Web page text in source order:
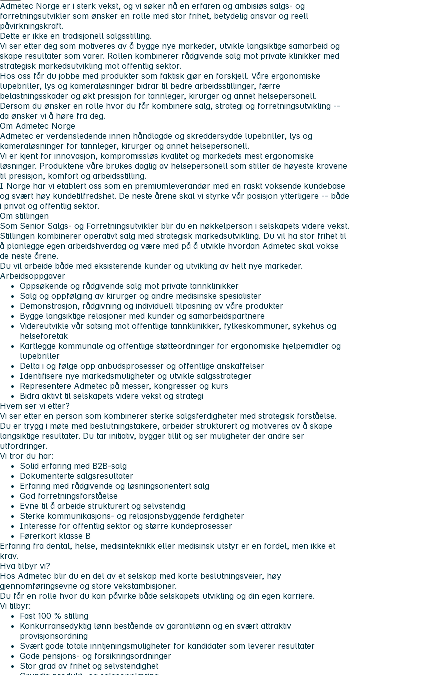
Admetec Norge er i sterk vekst, og vi søker nå en erfaren og ambisiøs salgs- og
forretningsutvikler som ønsker en rolle med stor frihet, betydelig ansvar og reell
påvirkningskraft.
Dette er ikke en tradisjonell salgsstilling.
Vi ser etter deg som motiveres av å bygge nye markeder, utvikle langsiktige samarbeid og
skape resultater som varer. Rollen kombinerer rådgivende salg mot private klinikker med
strategisk markedsutvikling mot offentlig sektor.
Hos oss får du jobbe med produkter som faktisk gjør en forskjell. Våre ergonomiske
lupebriller, lys og kameraløsninger bidrar til bedre arbeidsstillinger, færre
belastningsskader og økt presisjon for tannleger, kirurger og annet helsepersonell.
Dersom du ønsker en rolle hvor du får kombinere salg, strategi og forretningsutvikling --
da ønsker vi å høre fra deg.
Om Admetec Norge
Admetec er verdensledende innen håndlagde og skreddersydde lupebriller, lys og
kameraløsninger for tannleger, kirurger og annet helsepersonell.
Vi er kjent for innovasjon, kompromissløs kvalitet og markedets mest ergonomiske
løsninger. Produktene våre brukes daglig av helsepersonell som stiller de høyeste kravene
til presisjon, komfort og arbeidsstilling.
I Norge har vi etablert oss som en premiumleverandør med en raskt voksende kundebase
og svært høy kundetilfredshet. De neste årene skal vi styrke vår posisjon ytterligere -- både
i privat og offentlig sektor.
Om stillingen
Som Senior Salgs- og Forretningsutvikler blir du en nøkkelperson i selskapets videre vekst.
Stillingen kombinerer operativt salg med strategisk markedsutvikling. Du vil ha stor frihet til
å planlegge egen arbeidshverdag og være med på å utvikle hvordan Admetec skal vokse
de neste årene.
Du vil arbeide både med eksisterende kunder og utvikling av helt nye markeder.
Arbeidsoppgaver
Oppsøkende og rådgivende salg mot private tannklinikker
Salg og oppfølging av kirurger og andre medisinske spesialister
Demonstrasjon, rådgivning og individuell tilpasning av våre produkter
Bygge langsiktige relasjoner med kunder og samarbeidspartnere
Videreutvikle vår satsing mot offentlige tannklinikker, fylkeskommuner, sykehus og
helseforetak
Kartlegge kommunale og offentlige støtteordninger for ergonomiske hjelpemidler og
lupebriller
Delta i og følge opp anbudsprosesser og offentlige anskaffelser
Identifisere nye markedsmuligheter og utvikle salgsstrategier
Representere Admetec på messer, kongresser og kurs
Bidra aktivt til selskapets videre vekst og strategi
Hvem ser vi etter?
Vi ser etter en person som kombinerer sterke salgsferdigheter med strategisk forståelse.
Du er trygg i møte med beslutningstakere, arbeider strukturert og motiveres av å skape
langsiktige resultater. Du tar initiativ, bygger tillit og ser muligheter der andre ser
utfordringer.
Vi tror du har:
Solid erfaring med B2B-salg
Dokumenterte salgsresultater
Erfaring med rådgivende og løsningsorientert salg
God forretningsforståelse
Evne til å arbeide strukturert og selvstendig
Sterke kommunikasjons- og relasjonsbyggende ferdigheter
Interesse for offentlig sektor og større kundeprosesser
Førerkort klasse B
Erfaring fra dental, helse, medisinteknikk eller medisinsk utstyr er en fordel, men ikke et
krav.
Hva tilbyr vi?
Hos Admetec blir du en del av et selskap med korte beslutningsveier, høy
gjennomføringsevne og store vekstambisjoner.
Du får en rolle hvor du kan påvirke både selskapets utvikling og din egen karriere.
Vi tilbyr:
Fast 100 % stilling
Konkurransedyktig lønn bestående av garantilønn og en svært attraktiv
provisjonsordning
Svært gode totale inntjeningsmuligheter for kandidater som leverer resultater
Gode pensjons- og forsikringsordninger
Stor grad av frihet og selvstendighet